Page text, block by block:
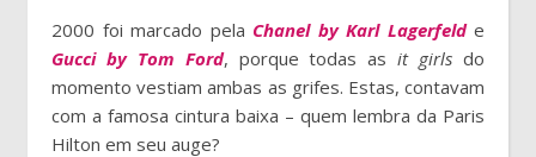
2000 foi marcado pela Chanel by Karl Lagerfelde
Gucci by Tom Ford, porque todas asit girls do
momento vestiam ambas as grifes. Estas, contavam
com a famosa cintura baixa – quem lembra da Paris
Hilton em seu auge?